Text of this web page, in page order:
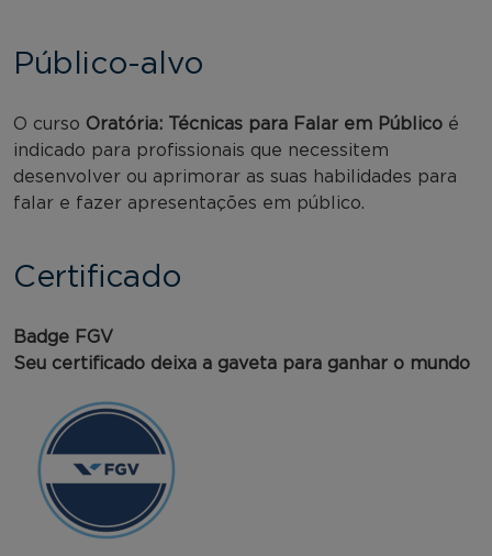
Público-alvo
O curso Oratória: Técnicas para Falar em Público é
indicado para profissionais que necessitem
desenvolver ou aprimorar as suas habilidades para
falar e fazer apresentações em público.
Certificado
Badge FGV
Seu certificado deixa a gaveta para ganhar o mundo